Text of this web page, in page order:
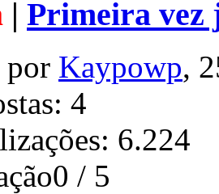
| Primeira vez
Kaypowp,
4
6.224
/ 5